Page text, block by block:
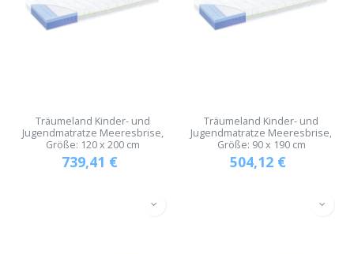
Träumeland Kinder- und
Jugendmatratze Meeresbrise,
Größe: 120 x 200 cm
739,41 €
Träumeland Kinder- und
Jugendmatratze Meeresbrise,
Größe: 90 x 190 cm
504,12 €